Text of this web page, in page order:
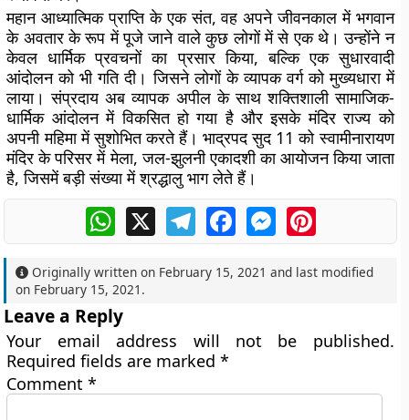
महान आध्यात्मिक प्राप्ति के एक संत, वह अपने जीवनकाल में भगवान
के अवतार के रूप में पूजे जाने वाले कुछ लोगों में से एक थे। उन्होंने न
केवल धार्मिक प्रवचनों का प्रसार किया, बल्कि एक सुधारवादी
आंदोलन को भी गति दी। जिसने लोगों के व्यापक वर्ग को मुख्यधारा में
लाया। संप्रदाय अब व्यापक अपील के साथ शक्तिशाली सामाजिक-
धार्मिक आंदोलन में विकसित हो गया है और इसके मंदिर राज्य को
अपनी महिमा में सुशोभित करते हैं। भाद्रपद सुद 11 को स्वामीनारायण
मंदिर के परिसर में मेला, जल-झुलनी एकादशी का आयोजन किया जाता
है, जिसमें बड़ी संख्या में श्रद्धालु भाग लेते हैं।
WhatsApp
X TelegramFacebookMessengerPinterest
Originally written on February 15, 2021 and last modified
on February 15, 2021 .
Leave a Reply
Your email address will not be published.
Required fields are marked*
Comment*